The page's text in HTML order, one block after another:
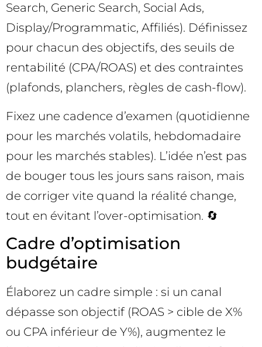
Search, Generic Search, Social Ads,
Display/Programmatic, Affiliés). Définissez
pour chacun des objectifs, des seuils de
rentabilité (CPA/ROAS) et des contraintes
(plafonds, planchers, règles de cash-flow).
Fixez une cadence d’examen (quotidienne
pour les marchés volatils, hebdomadaire
pour les marchés stables). L’idée n’est pas
de bouger tous les jours sans raison, mais
de corriger vite quand la réalité change,
tout en évitant l’over-optimisation. 🔄
Cadre d’optimisation
budgétaire
Élaborez un cadre simple : si un canal
dépasse son objectif (ROAS > cible de X%
ou CPA inférieur de Y%), augmentez le